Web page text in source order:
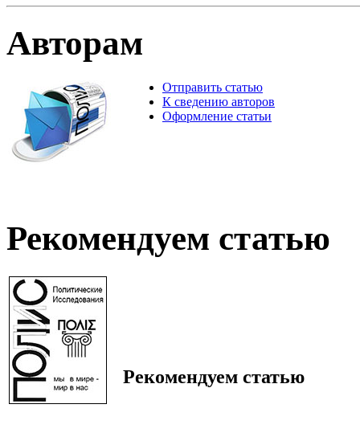
Авторам
Отправить статью
К сведению авторов
Оформление статьи
Рекомендуем статью
Рекомендуем статью